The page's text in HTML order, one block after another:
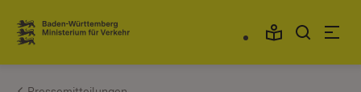
Zum Inhalt springen
Link zur Startseite